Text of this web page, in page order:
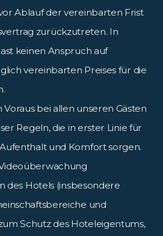
Ablauf der vereinbarten Frist
zurückzutreten. In
keinen Anspruch auf
vereinbarten Preises für die
bei allen unseren Gästen
Regeln, die in erster Linie für
und Komfort sorgen.
des Hotels (insbesondere
und
Schutz des Hoteleigentums,